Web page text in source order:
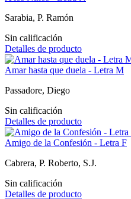
Sarabia, P. Ramón
Sin calificación
Detalles de producto
Amar hasta que duela - Letra M
Passadore, Diego
Sin calificación
Detalles de producto
Amigo de la Confesión - Letra F
Cabrera, P. Roberto, S.J.
Sin calificación
Detalles de producto